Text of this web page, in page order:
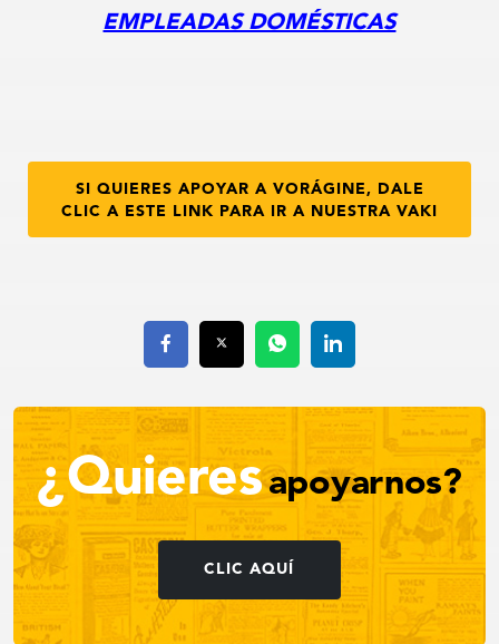
EMPLEADAS DOMÉSTICAS
SI QUIERES APOYAR A VORÁGINE, DALE
CLIC A ESTE LINK PARA IR A NUESTRA VAKI
¿Quieresapoyarnos?
CLIC AQUÍ